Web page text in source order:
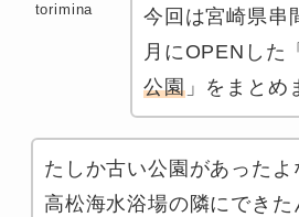
torimina
今回は宮崎県串
月にOPENした
公園」をまとめ
たしか古い公園があった
高松海水浴場の隣にできた